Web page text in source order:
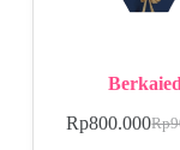
Berkaied
Rp
Rp800.000